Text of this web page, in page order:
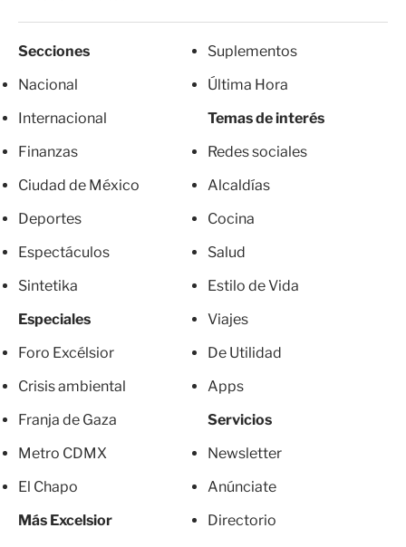
Secciones
Nacional
Internacional
Finanzas
Ciudad de México
Deportes
Espectáculos
Sintetika
Especiales
Foro Excélsior
Crisis ambiental
Franja de Gaza
Metro CDMX
El Chapo
Más Excelsior
Suplementos
Última Hora
Temas de interés
Redes sociales
Alcaldías
Cocina
Salud
Estilo de Vida
Viajes
De Utilidad
Apps
Servicios
Newsletter
Anúnciate
Directorio